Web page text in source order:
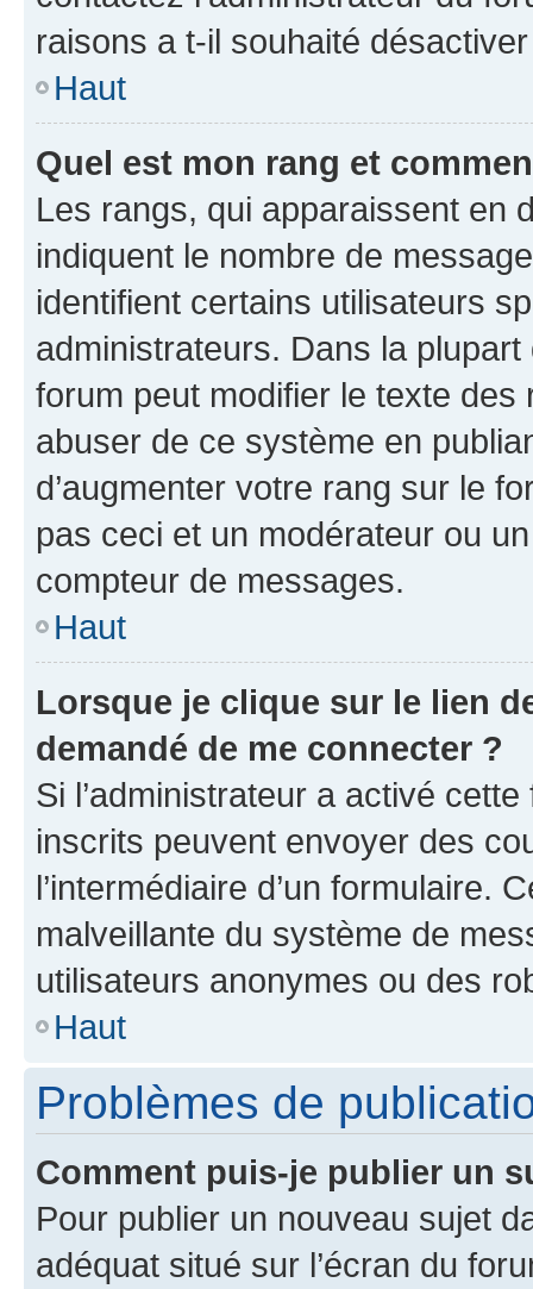
raisons a t-il souhaité
Haut
Quel est mon rang et
Les rangs, qui apparaissent en
indiquent le nombre de
identifient certains utilisateurs
administrateurs. Dans la
forum peut modifier le texte
abuser de ce système en
d’augmenter votre rang sur le
pas ceci et un modérateur ou
compteur de messages.
Haut
Lorsque je clique sur le lien
demandé de me connecter ?
Si l’administrateur a activé
inscrits peuvent envoyer des
l’intermédiaire d’un formulaire.
malveillante du système de
utilisateurs anonymes ou des
Haut
Problèmes de
Comment puis-je publier un
Pour publier un nouveau sujet
adéquat situé sur l’écran du